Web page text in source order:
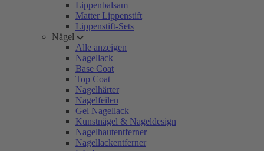
Lippenbalsam
Matter Lippenstift
Lippenstift-Sets
Nägel
Alle anzeigen
Nagellack
Base Coat
Top Coat
Nagelhärter
Nagelfeilen
Gel Nagellack
Kunstnägel & Nageldesign
Nagelhautentferner
Nagellackentferner